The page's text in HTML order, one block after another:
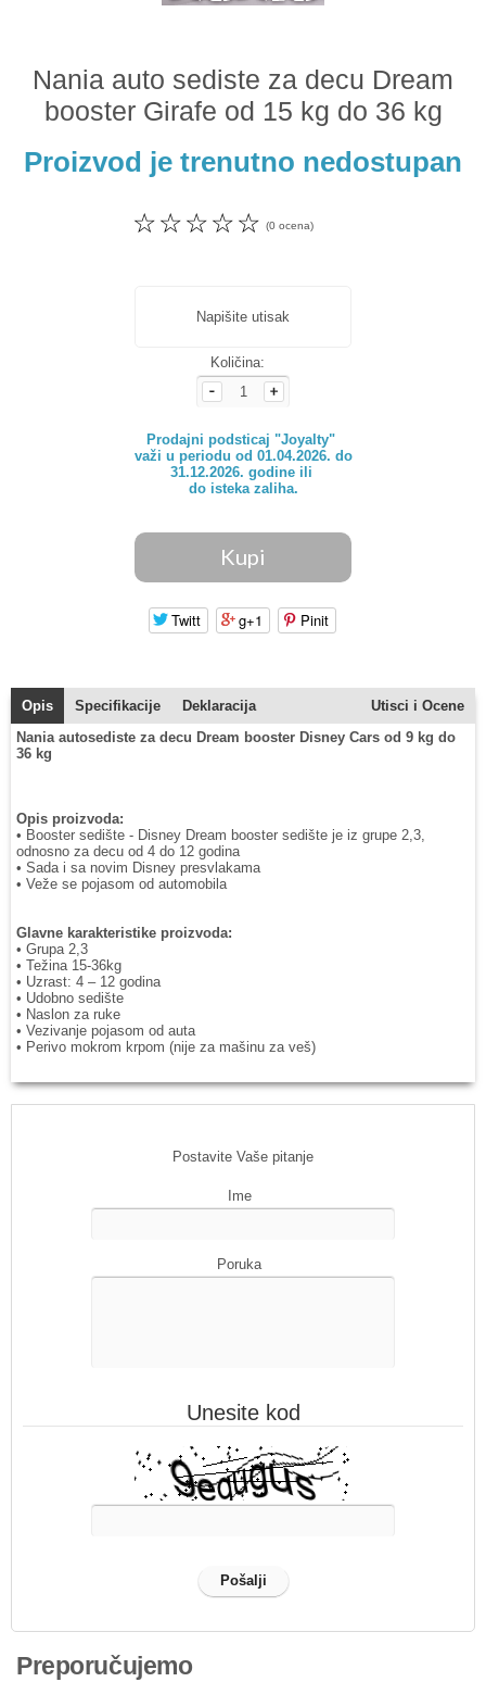
Nania auto sediste za decu Dream
booster Girafe od 15 kg do 36 kg
Proizvod je trenutno nedostupan
☆
☆
☆
☆
☆ (0 ocena)
Napišite utisak
Količina:
Prodajni podsticaj "Joyalty"
važi u periodu od 01.04.2026. do
31.12.2026. godine ili
do isteka zaliha.
Twitt g+1 Pinit
Opis Specifikacije Deklaracija
Utisci i Ocene
Nania autosediste za decu Dream booster Disney Cars od 9 kg do
36 kg
Opis proizvoda:
• Booster sedište - Disney Dream booster sedište je iz grupe 2,3,
odnosno za decu od 4 do 12 godina
• Sada i sa novim Disney presvlakama
• Veže se pojasom od automobila
Glavne karakteristike proizvoda:
• Grupa 2,3
• Težina 15-36kg
• Uzrast: 4 – 12 godina
• Udobno sedište
• Naslon za ruke
• Vezivanje pojasom od auta
• Perivo mokrom krpom (nije za mašinu za veš)
Postavite Vaše pitanje
Ime
Poruka
Unesite kod
Preporučujemo